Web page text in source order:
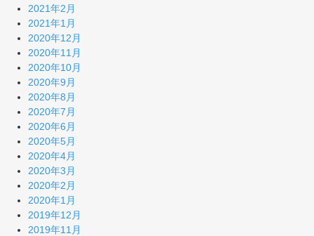
2021年2月
2021年1月
2020年12月
2020年11月
2020年10月
2020年9月
2020年8月
2020年7月
2020年6月
2020年5月
2020年4月
2020年3月
2020年2月
2020年1月
2019年12月
2019年11月